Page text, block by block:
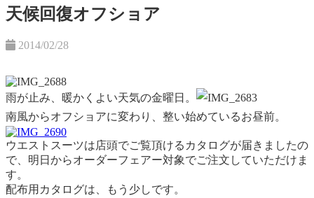
天候回復オフショア
2014/02/28
雨が止み、暖かくよい天気の金曜日。
南風からオフショアに変わり、整い始めているお昼前。
ウエストスーツは店頭でご覧頂けるカタログが届きましたの
で、明日からオーダーフェアー対象でご注文していただけま
す。
配布用カタログは、もう少しです。